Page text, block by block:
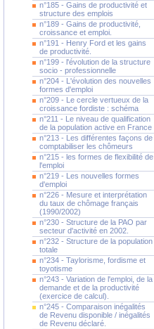
n°185 - Gains de productivité et
structure des emplois
n°189 - Gains de productivité,
croissance et emploi.
n°191 - Henry Ford et les gains
de productivité.
n°199 - l'évolution de la structure
socio - professionnelle
n°204 - L'évolution des nouvelles
formes d'emploi
n°209 - Le cercle vertueux de la
croissance fordiste : schéma
n°211 - Le niveau de qualification
de la population active en France
n°213 - Les différentes façons de
comptabiliser les chômeurs
n°215 - les formes de flexibilité de
l'emploi
n°219 - Les nouvelles formes
d'emploi
n°226 - Mesure et interprétation
du taux de chômage français
(1990/2002)
n°230 - Structure de la PAO par
secteur d'activité en 2002.
n°232 - Structure de la population
totale
n°234 - Taylorisme, fordisme et
toyotisme
n°243 - Variation de l'emploi, de la
demande et de la productivité
(exercice de calcul).
n°245 - Comparaison inégalités
de Revenu disponible / inégalités
de Revenu déclaré.